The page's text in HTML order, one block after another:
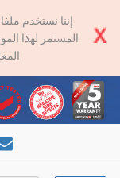
إننا نستخدم
المستمر لهذا